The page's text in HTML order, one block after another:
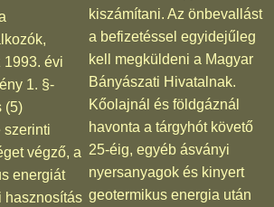
1993. évi
1. §-
(5)
szerinti
végző, a
energiát
hasznosítás
kiszámítani. Az önbevallást
a befizetéssel egyidejűleg
kell megküldeni a Magyar
Bányászati Hivatalnak.
Kőolajnál és földgáznál
havonta a tárgyhót követő
25-éig, egyéb ásványi
nyersanyagok és kinyert
geotermikus energia után